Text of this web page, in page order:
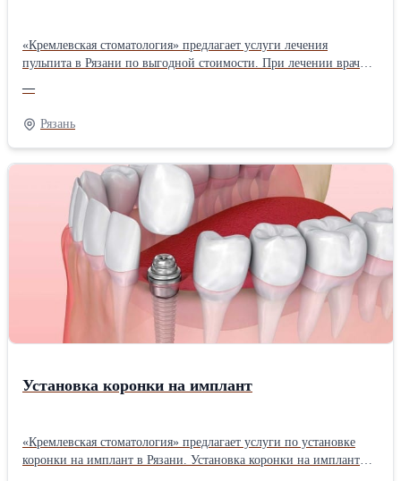
«Кремлевская стоматология» предлагает услуги лечения
пульпита в Рязани по выгодной стоимости. При лечении врачи
проводниковую анестезии, что позволяет провести процедуру
максимально комфортно и безболезненно. Применяются самые
высокие стоматологические стандарты лечения с
использованием высококлассных материалов. Подробную
информацию Вы можете найти на нашем сайте
—
Рязань
Установка коронки на имплант
«Кремлевская стоматология» предлагает услуги по установке
коронки на имплант в Рязани. Установка коронки на имплант